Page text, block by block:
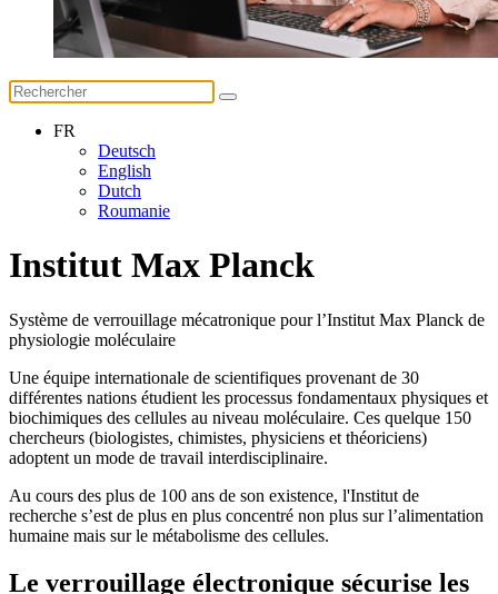
FR
Deutsch
English
Dutch
Roumanie
Institut Max Planck
Système de verrouillage mécatronique pour l’Institut Max Planck de
physiologie moléculaire
Une équipe internationale de scientifiques provenant de 30
différentes nations étudient les processus fondamentaux physiques et
biochimiques des cellules au niveau moléculaire. Ces quelque 150
chercheurs (biologistes, chimistes, physiciens et théoriciens)
adoptent un mode de travail interdisciplinaire.
Au cours des plus de 100 ans de son existence, l'Institut de
recherche s’est de plus en plus concentré non plus sur l’alimentation
humaine mais sur le métabolisme des cellules.
Le verrouillage électronique sécurise les